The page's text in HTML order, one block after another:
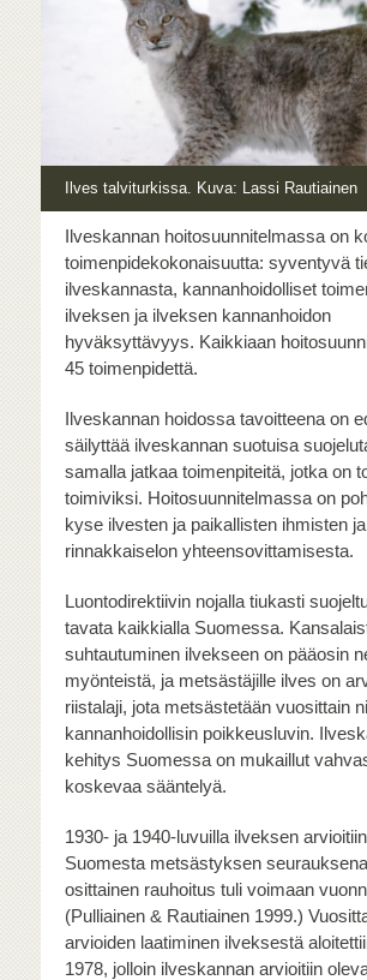
Ilves talviturkissa. Kuva: Lassi Rautiainen
Ilveskannan hoitosuunnitelmassa on
toimenpidekokonaisuutta: syventyvä
ilveskannasta, kannanhoidolliset
ilveksen ja ilveksen kannanhoidon
hyväksyttävyys. Kaikkiaan
45 toimenpidettä.
Ilveskannan hoidossa tavoitteena on
säilyttää ilveskannan suotuisa
samalla jatkaa toimenpiteitä, jotka on
toimiviksi. Hoitosuunnitelmassa on
kyse ilvesten ja paikallisten ihmisten
rinnakkaiselon yhteensovittamisesta.
Luontodirektiivin nojalla tiukasti
tavata kaikkialla Suomessa.
suhtautuminen ilvekseen on pääosin
myönteistä, ja metsästäjille ilves on
riistalaji, jota metsästetään vuosittain
kannanhoidollisin poikkeusluvin.
kehitys Suomessa on mukaillut
koskevaa sääntelyä.
1930- ja 1940-luvuilla ilveksen
Suomesta metsästyksen
osittainen rauhoitus tuli voimaan
(Pulliainen & Rautiainen 1999.)
arvioiden laatiminen ilveksestä
1978, jolloin ilveskannan arvioitiin